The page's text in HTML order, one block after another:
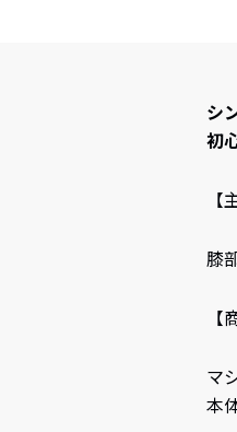
シ
初
【
膝
【
マ
本